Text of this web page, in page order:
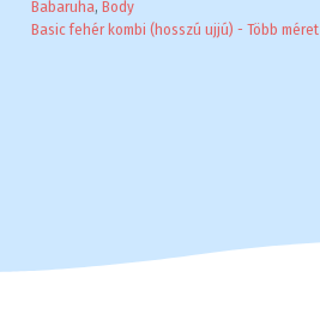
Babaruha, Body
Basic fehér kombi (hosszú ujjú) - Több méret